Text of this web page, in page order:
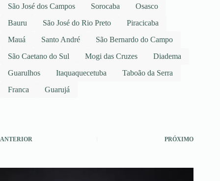
São José dos Campos
Sorocaba
Osasco
Bauru
São José do Rio Preto
Piracicaba
Mauá
Santo André
São Bernardo do Campo
São Caetano do Sul
Mogi das Cruzes
Diadema
Guarulhos
Itaquaquecetuba
Taboão da Serra
Franca
Guarujá
ANTERIOR PRÓXIMO